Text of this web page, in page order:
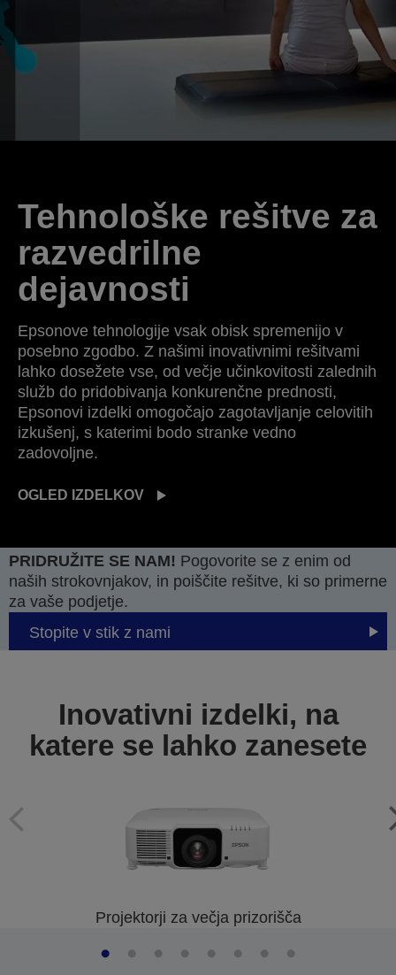
Tehnološke rešitve za
razvedrilne
dejavnosti
Epsonove tehnologije vsak obisk spremenijo v
posebno zgodbo. Z našimi inovativnimi rešitvami
lahko dosežete vse, od večje učinkovitosti zalednih
služb do pridobivanja konkurenčne prednosti,
Epsonovi izdelki omogočajo zagotavljanje celovitih
izkušenj, s katerimi bodo stranke vedno
zadovoljne.
OGLED IZDELKOV
PRIDRUŽITE SE NAM! Pogovorite se z enim od
naših strokovnjakov, in poiščite rešitve, ki so primerne
za vaše podjetje.
Stopite v stik z nami
Inovativni izdelki, na
katere se lahko zanesete
Projektorji za večja prizorišča